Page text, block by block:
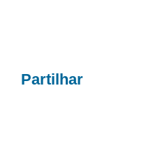
Partilhar